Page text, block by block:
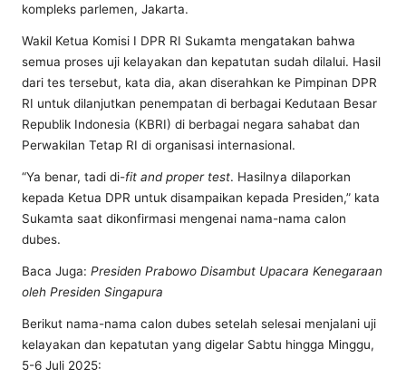
kompleks parlemen, Jakarta.
Wakil Ketua Komisi I DPR RI Sukamta mengatakan bahwa
semua proses uji kelayakan dan kepatutan sudah dilalui. Hasil
dari tes tersebut, kata dia, akan diserahkan ke Pimpinan DPR
RI untuk dilanjutkan penempatan di berbagai Kedutaan Besar
Republik Indonesia (KBRI) di berbagai negara sahabat dan
Perwakilan Tetap RI di organisasi internasional.
“Ya benar, tadi di-fit and proper test. Hasilnya dilaporkan
kepada Ketua DPR untuk disampaikan kepada Presiden,” kata
Sukamta saat dikonfirmasi mengenai nama-nama calon
dubes.
Baca Juga: Presiden Prabowo Disambut Upacara Kenegaraan
oleh Presiden Singapura
Berikut nama-nama calon dubes setelah selesai menjalani uji
kelayakan dan kepatutan yang digelar Sabtu hingga Minggu,
5-6 Juli 2025: